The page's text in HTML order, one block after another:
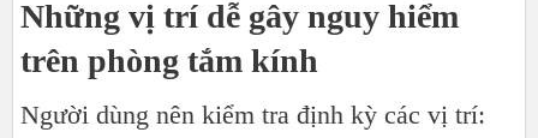
Những vị trí dễ gây nguy hiểm
trên phòng tắm kính
Người dùng nên kiểm tra định kỳ các vị trí: